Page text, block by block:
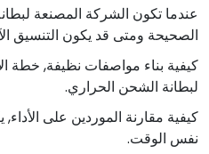
عندما تكون الشركة المصنعة
الصحيحة ومتى قد يكون التنسيق
كيفية بناء مواصفات نظيفة, خطة
لبطانة الشحن الحراري.
كيفية مقارنة الموردين على
نفس الوقت.